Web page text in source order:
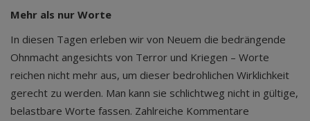
Mehr als nur Worte
In diesen Tagen erleben wir von Neuem die bedrängende
Ohnmacht angesichts von Terror und Kriegen – Worte
reichen nicht mehr aus, um dieser bedrohlichen Wirklichkeit
gerecht zu werden. Man kann sie schlichtweg nicht in gültige,
belastbare Worte fassen. Zahlreiche Kommentare